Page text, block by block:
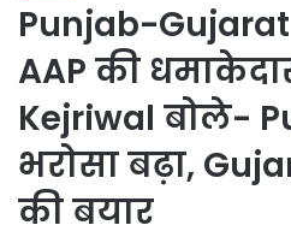
Punjab-
AAP की
Kejriwal बोले-
भरोसा बढ़ा,
की बयार